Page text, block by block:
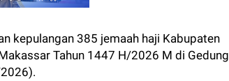
kepulangan 385 jemaah haji Kabupaten
Tahun 1447 H/2026 M di Gedung